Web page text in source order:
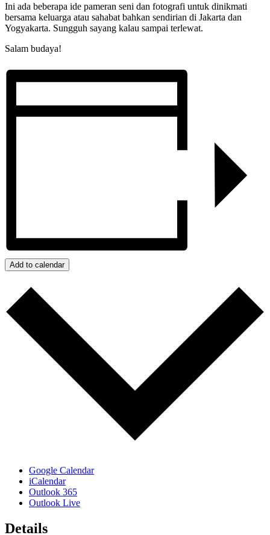
Ini ada beberapa ide pameran seni dan fotografi untuk dinikmati
bersama keluarga atau sahabat bahkan sendirian di Jakarta dan
Yogyakarta. Sungguh sayang kalau sampai terlewat.
Salam budaya!
Add to calendar
Google Calendar
iCalendar
Outlook 365
Outlook Live
Details